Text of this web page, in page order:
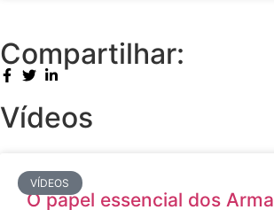
Compartilhar:
Vídeos
VÍDEOS
O papel essencial dos